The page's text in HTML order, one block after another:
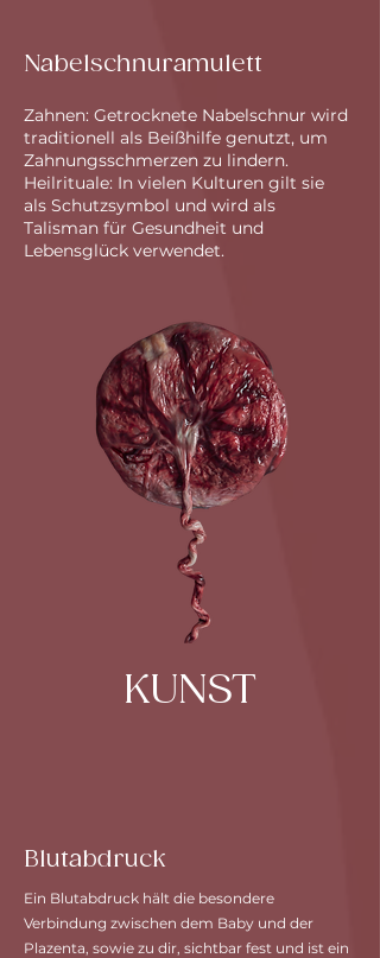
Nabelschnuramulett
Zahnen: Getrocknete Nabelschnur wird
traditionell als Beißhilfe genutzt, um
Zahnungsschmerzen zu lindern.
Heilrituale: In vielen Kulturen gilt sie
als Schutzsymbol und wird als
Talisman für Gesundheit und
Lebensglück verwendet.
KUNST
Blutabdruck
Ein Blutabdruck hält die besondere
Verbindung zwischen dem Baby und der
Plazenta, sowie zu dir, sichtbar fest und ist ein